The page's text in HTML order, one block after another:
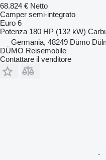
68.824 € Netto
Camper semi-integrato
Euro 6
Potenza 180 HP (132 kW)
Germania, 48249 Dümo
DÜMO Reisemobile
Contattare il venditore